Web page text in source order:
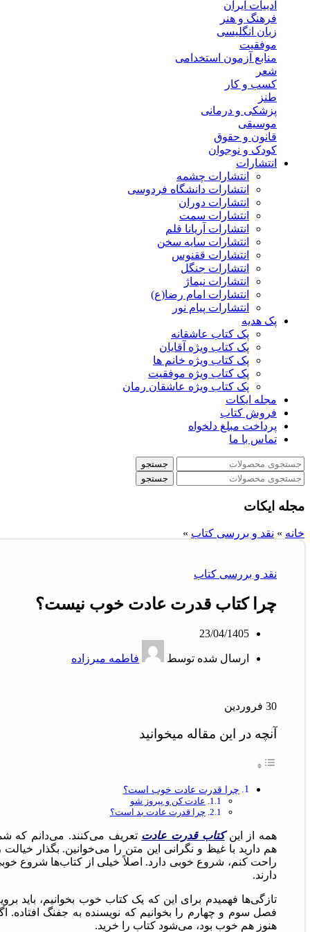
ادبیات ایران
فرهنگ و هنر
زبان انگلیسی
موفقیت
منابع آزمون استخدامی
شعر
کسب و کار
طنز
پزشکی و درمانی
موسیقی
قانون و حقوق
کودک و نوجوان
انتشارات
انتشارات چشمه
انتشارات دانشگاه فردوسی
انتشارات دوران
انتشارات سمت
انتشارات آریانا قلم
انتشارات سایه سخن
انتشارات ققنوس
انتشارات جنگل
انتشارات نیماژ
انتشارات امام رضا(ع)
انتشارات پیام نور
پک هدیه
پک کتاب عاشقانه
پک کتاب ویژه آقایان
پک کتاب ویژه خانم ها
پک کتاب ویژه موفقیت
پک کتاب ویژه عاشقان رمان
مجله ایکات
فروش کتاب
پرداخت مبلغ دلخواه
تماس با ما
جستجو
جستجو
مجله ایکات
خانه » نقد و بررسی کتاب »
نقد و بررسی کتاب
چرا کتاب قدرت عادت خوب نیست؟
23/04/1405
ارسال شده توسط فاطمه میرزاده
30 فروردین
آنچه در این مقاله میخوانید
چرا قدرت عادت خوب است؟
عادت کن و پیروز شو
چرا قدرت عادت بد است؟
همه از اینکتاب قدرت عادت تعریف می‌کنند. می‌دانم که
هم دارید با غیظ و نگرانی این متن را می‌خوانین. بگذار خیالت
راحت کنم، شروع خوبی دارد. اصلاً خیلی از کتاب‌ها شروع
دارند.
تازگی‌ها فهمیدم برای این که یک کتاب خوب بخوانیم، باید
فصل سوم و چهارم را بخوانیم که نویسنده به جفنگ افتاده.
هنوز هم خوب بود، می‌شود کتاب را خرید.